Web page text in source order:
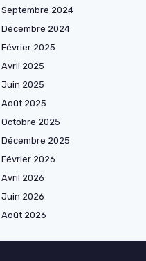
Septembre 2024
Décembre 2024
Février 2025
Avril 2025
Juin 2025
Août 2025
Octobre 2025
Décembre 2025
Février 2026
Avril 2026
Juin 2026
Août 2026